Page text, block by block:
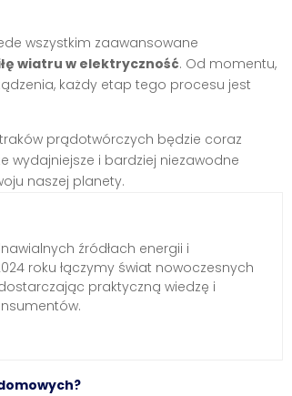
wszystkim zaawansowane
wiatru w elektryczność. Od momentu,
każdy etap tego procesu jest
prądotwórczych będzie coraz
wydajniejsze i bardziej niezawodne
naszej planety.
źródłach energii i
roku łączymy świat nowoczesnych
praktyczną wiedzę i